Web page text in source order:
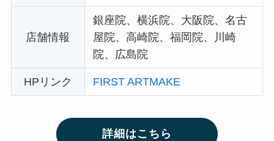
店舗情報
銀座院、横浜院、大阪院、名古
屋院、高崎院、福岡院、川崎
院、広島院
HPリンク FIRST ARTMAKE
詳細はこちら